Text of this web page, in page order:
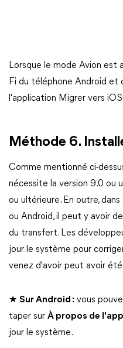
Lorsque le mode Avion est
Fi du téléphone Android et
l'application Migrer vers
Méthode 6.
Comme mentionné ci-
nécessite la version 9.0 ou
ou ultérieure. En outre,
ou Android, il peut y avoir
du transfert. Les
jour le système pour
venez d'avoir peut avoir été
★ Sur Android : vous
taper sur À propos de
jour le système.